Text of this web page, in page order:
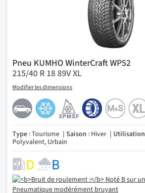
Pneu KUMHO WinterCraft WP52
215/40 R 18 89V XL
Modifier les dimensions
Type : Tourisme Saison : Hiver Utilisation
Polyvalent, Urbain